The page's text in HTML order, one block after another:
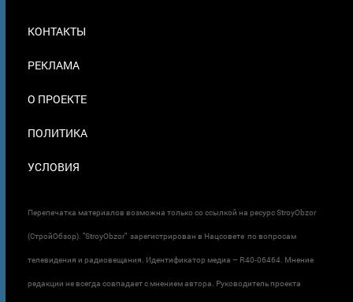
В
КОНТАКТЫ
РЕКЛАМА
О ПРОЕКТЕ
ПОЛИТИКА
УСЛОВИЯ
Перепечатка материалов возможна только со ссылкой на ресурс StroyObzor
(СтройОбзор). "StroyObzor" зарегистрирован в Нацсовете по вопросам
телевидения и радиовещания. Идентификатор медиа – R40-06464. Мнение
редакции не всегда совпадает с мнением автора. Руководитель проекта